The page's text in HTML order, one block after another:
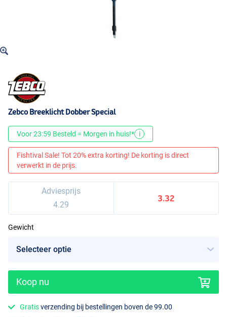
Zebco Breeklicht Dobber Special
Voor 23:59 Besteld = Morgen in huis!* i
Fishtival Sale! Tot 20% extra korting! De korting is direct
verwerkt in de prijs.
Adviesprijs
4.29
3.32
Gewicht
Koop nu
Gratisverzending bij bestellingen boven de 99.00